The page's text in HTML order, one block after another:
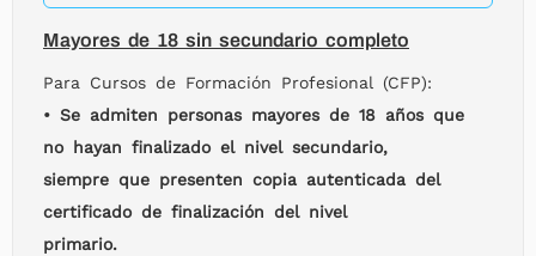
Mayores de 18 sin secundario completo
Para Cursos de Formación Profesional (CFP):
• Se admiten personas mayores de 18 años que
no hayan finalizado el nivel secundario,
siempre que presenten copia autenticada del
certificado de finalización del nivel
primario.